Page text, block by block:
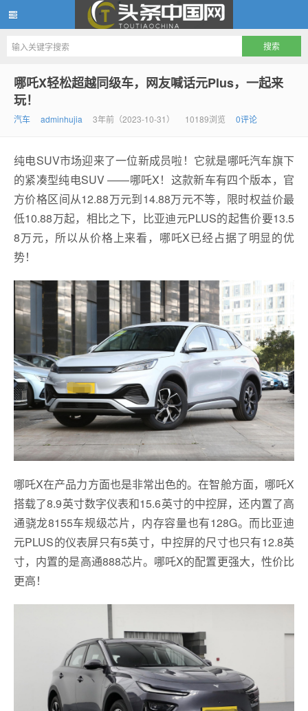
头条中国网
哪吒X轻松超越同级车，网友喊话元Plus，一起来
玩！
汽车 adminhujia 3年前（2023-10-31） 10189浏览 0评论
纯电SUV市场迎来了一位新成员啦！它就是哪吒汽车旗下
的紧凑型纯电SUV ——哪吒X！这款新车有四个版本，官
方价格区间从12.88万元到14.88万元不等，限时权益价最
低10.88万起，相比之下，比亚迪元PLUS的起售价要13.5
8万元，所以从价格上来看，哪吒X已经占据了明显的优
势！
哪吒X在产品力方面也是非常出色的。在智舱方面，哪吒X
搭载了8.9英寸数字仪表和15.6英寸的中控屏，还内置了高
通骁龙8155车规级芯片，内存容量也有128G。而比亚迪
元PLUS的仪表屏只有5英寸，中控屏的尺寸也只有12.8英
寸，内置的是高通888芯片。哪吒X的配置更强大，性价比
更高！